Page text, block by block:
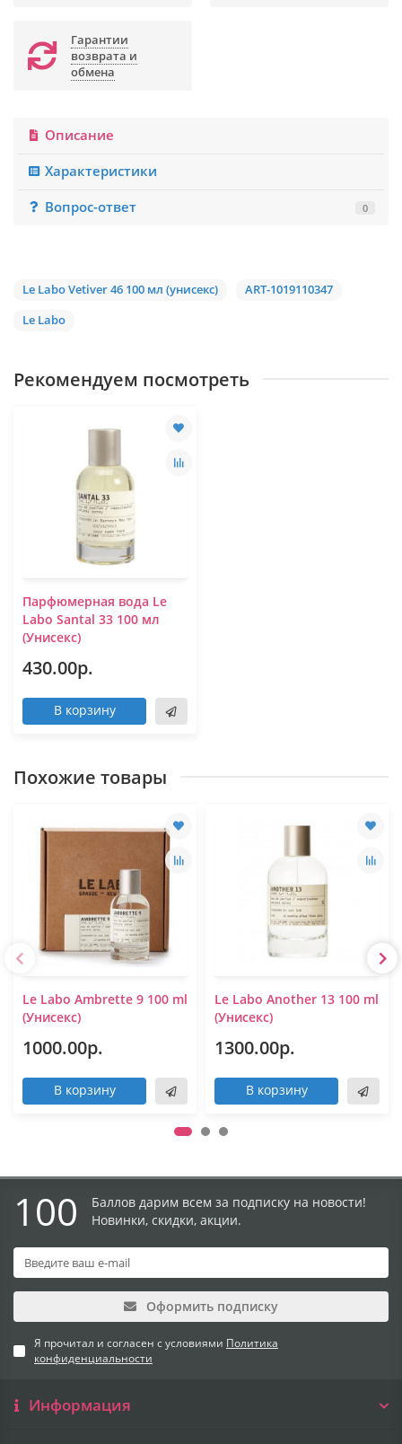
Гарантии
возврата и
обмена
Описание
Характеристики
Вопрос-ответ
0
Le Labo Vetiver 46 100 мл (унисекс)
ART-1019110347
Le Labo
Рекомендуем посмотреть
Парфюмерная вода Le
Labo Santal 33 100 мл
(Унисекс)
430.00р.
В корзину
Похожие товары
Le Labo Ambrette 9 100 ml
(Униcекс)
1000.00р.
В корзину
Le Labo Another 13 100 ml
(Унисекс)
1300.00р.
В корзину
100
Баллов дарим всем за подписку на новости!
Новинки, скидки, акции.
Оформить подписку
Я прочитал и согласен с условиями Политика
конфиденциальности
Информация